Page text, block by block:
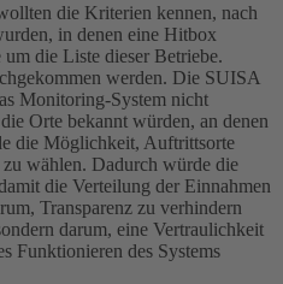
die Kriterien kennen, nach
in denen eine Hitbox
die Liste dieser Betriebe.
werden. Die SUISA
Monitoring-System nicht
Orte bekannt würden, an denen
die Möglichkeit, Auftrittsorte
wählen. Dadurch würde die
die Verteilung der Einnahmen
Transparenz zu verhindern
darum, eine Vertraulichkeit
Funktionieren des Systems